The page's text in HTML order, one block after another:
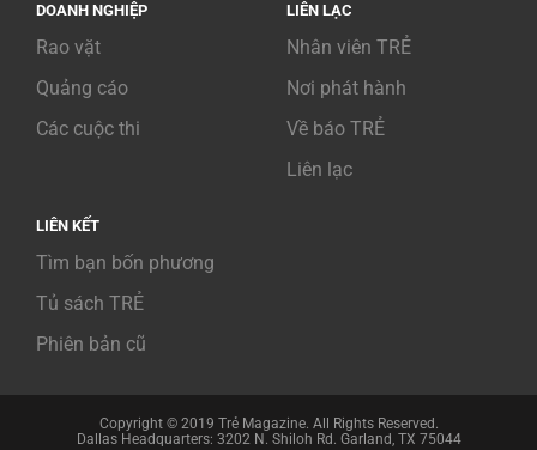
DOANH NGHIỆP
Rao vặt
Quảng cáo
Các cuộc thi
LIÊN LẠC
Nhân viên TRẺ
Nơi phát hành
Về báo TRẺ
Liên lạc
LIÊN KẾT
Tìm bạn bốn phương
Tủ sách TRẺ
Phiên bản cũ
Copyright © 2019 Trẻ Magazine. All Rights Reserved.
Dallas Headquarters: 3202 N. Shiloh Rd. Garland, TX 75044